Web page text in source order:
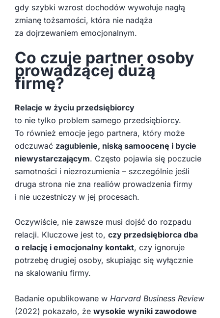
gdy szybki wzrost dochodów wywołuje nagłą
zmianę tożsamości, która nie nadąża
za dojrzewaniem emocjonalnym.
Co czuje partner osoby
prowadzącej dużą
firmę?
Relacje w życiu przedsiębiorcy
to nie tylko problem samego przedsiębiorcy.
To również emocje jego partnera, który może
odczuwać zagubienie, niską samoocenę i bycie
niewystarczającym. Często pojawia się poczucie
samotności i niezrozumienia – szczególnie jeśli
druga strona nie zna realiów prowadzenia firmy
i nie uczestniczy w jej procesach.
Oczywiście, nie zawsze musi dojść do rozpadu
relacji. Kluczowe jest to, czy przedsiębiorca dba
o relację i emocjonalny kontakt, czy ignoruje
potrzebę drugiej osoby, skupiając się wyłącznie
na skalowaniu firmy.
Badanie opublikowane w Harvard Business Review
(2022) pokazało, że wysokie wyniki zawodowe